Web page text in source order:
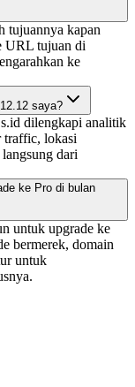
tujuannya kapan
URL tujuan di
ke
saya?
dilengkapi analitik
traffic, lokasi
dari
ke Pro di bulan
untuk upgrade ke
bermerek, domain
untuk